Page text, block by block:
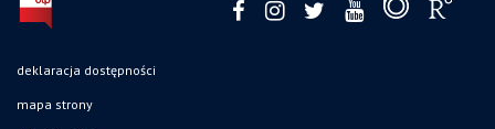
deklaracja dostępności
mapa strony